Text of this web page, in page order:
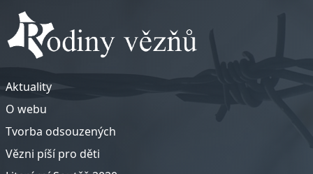
Aktuality
O webu
Tvorba odsouzených
Vězni píší pro děti